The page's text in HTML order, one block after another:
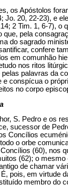
os Apóstolos
Jo. 20, 22-23), e
2 Tim. 1, 6-7),
pela
do sagrado
confere
em comunhão
nos ritos
palavras da
e conspícua o
no corpo
S. Pedro e os
sucessor de
Concílios
o orbe
(60), nos
(62); o
de chamar
pois, em virtude
membro do